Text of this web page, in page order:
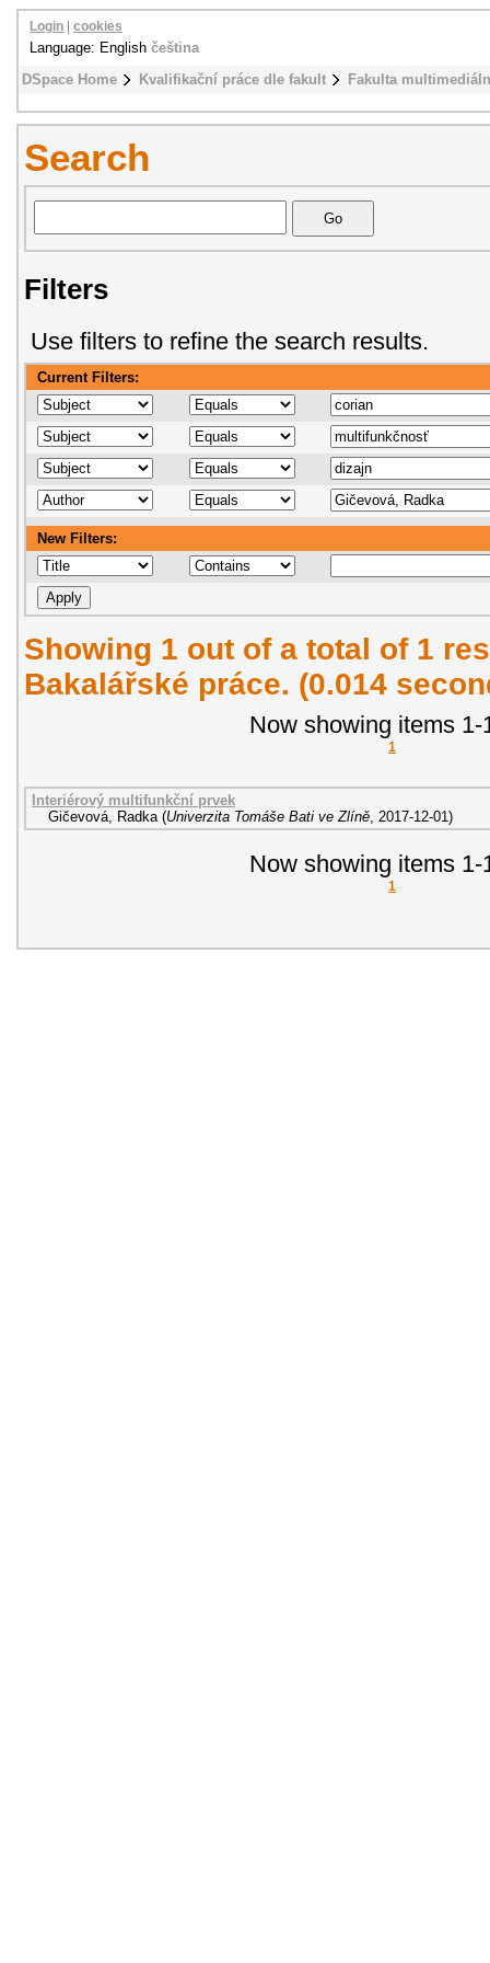
DSpace Home Kvalifikační práce dle fakult Fakulta
Login cookies
Language: English čeština
Search
Filters
Use filters to refine the search results.
Current Filters:
New Filters:
Showing 1 out of a total of 1
Bakalářské práce. (0.014
Now showing items 1-
1
Interiérový multifunkční prvek
Gičevová, Radka (Univerzita Tomáše Bati ve Zlíně, 2017-12-01)
Now showing items 1-
1